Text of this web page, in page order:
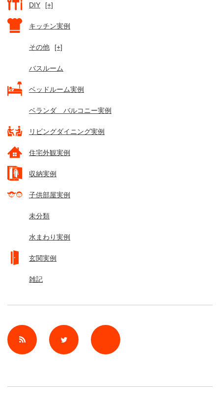
DIY [+]
キッチン実例
その他 [+]
バスルーム
ベッドルーム実例
ベランダ バルコニー実例
リビングダイニング実例
住宅外観実例
収納実例
子供部屋実例
未分類
水まわり実例
玄関実例
雑記
Twitter